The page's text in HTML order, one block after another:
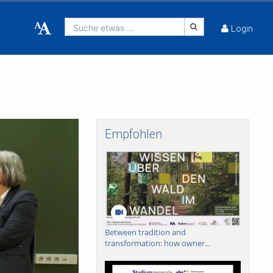
Suche etwas ... Login
Empfohlen
Between tradition and
transformation: how owner...